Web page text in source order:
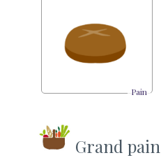
Pain
Grand pain